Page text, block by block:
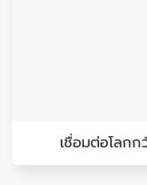
เชื่อมต่อโลก